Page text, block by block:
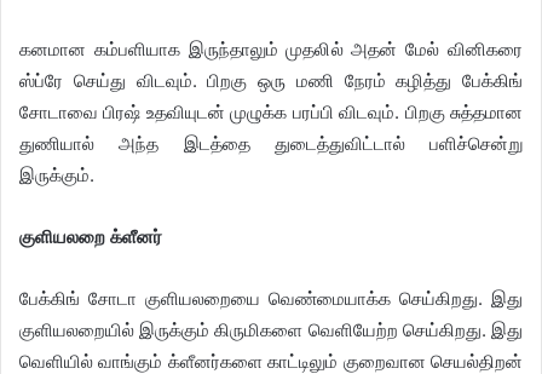
கனமான கம்பளியாக இருந்தாலும் முதலில் அதன் மேல் வினிகரை
ஸ்ப்ரே செய்து விடவும். பிறகு ஒரு மணி நேரம் கழித்து பேக்கிங்
சோடாவை பிரஷ் உதவியுடன் முழுக்க பரப்பி விடவும். பிறகு சுத்தமான
துணியால் அந்த இடத்தை துடைத்துவிட்டால் பளிச்சென்று
இருக்கும்.
​குளியலறை க்ளீனர்
பேக்கிங் சோடா குளியலறையை வெண்மையாக்க செய்கிறது. இது
குளியலறையில் இருக்கும் கிருமிகளை வெளியேற்ற செய்கிறது. இது
வெளியில் வாங்கும் க்ளீனர்களை காட்டிலும் குறைவான செயல்திறன்